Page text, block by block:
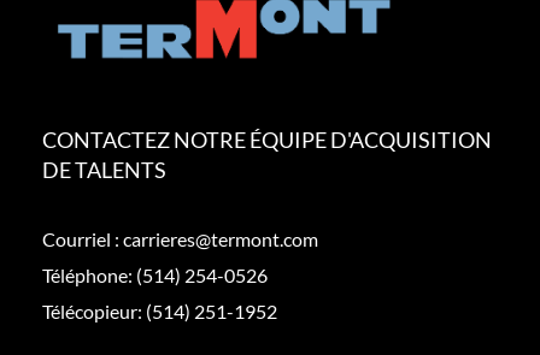
CONTACTEZ NOTRE ÉQUIPE D'ACQUISITION
DE TALENTS
Courriel : carrieres@termont.com
Téléphone: (514) 254-0526
Télécopieur: (514) 251-1952